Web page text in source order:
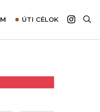
ÚTI CÉLOK
Afrika